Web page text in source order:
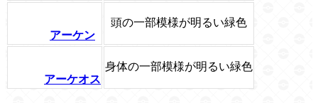
アーケン
頭の一部模様が明るい緑色
アーケオス
身体の一部模様が明るい緑色